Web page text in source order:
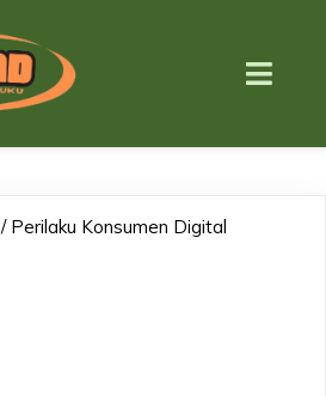
/ Perilaku Konsumen Digital